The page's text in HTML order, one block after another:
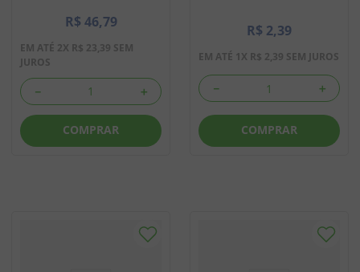
R$ 46,79
EM ATÉ 2X R$ 23,39 SEM
JUROS
＋
－
COMPRAR
R$ 2,39
EM ATÉ 1X R$ 2,39 SEM JUROS
＋
－
COMPRAR